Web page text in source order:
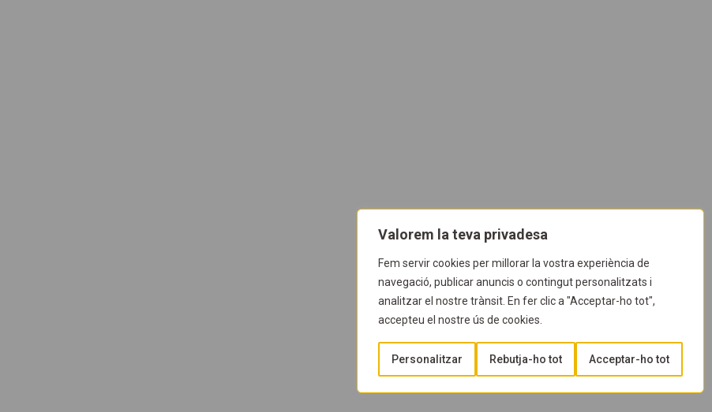
Valorem la teva privadesa
Fem servir cookies per millorar la vostra experiència de
navegació, publicar anuncis o contingut personalitzats i
analitzar el nostre trànsit. En fer clic a "Acceptar-ho tot",
accepteu el nostre ús de cookies.
Personalitzar Rebutja-ho tot Acceptar-ho tot